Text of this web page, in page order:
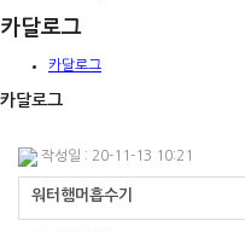
카달로그
카달로그
카달로그
작성일 : 20-11-13 10:21
워터햄머흡수기